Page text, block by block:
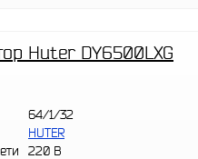
Huter DY6500LXG
64/1/32
HUTER
220 В